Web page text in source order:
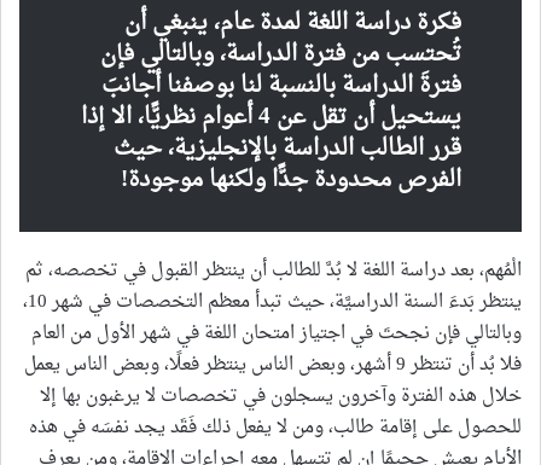
فكرة دراسة اللغة لمدة عام، ينبغي أن
تُحتسب من فترة الدراسة، وبالتالي فإن
فترةَ الدراسة بالنسبة لنا بوصفنا أجانبَ
يستحيل أن تقل عن 4 أعوام نظريًّا، الا إذا
قرر الطالب الدراسة بالإنجليزية، حيث
الفرص محدودة جدًّا ولكنها موجودة!
الْمُهم، بعد دراسة اللغة لا بُدَّ للطالب أن ينتظر القبول في تخصصه، ثم
ينتظر بَدءَ السنة الدراسيَّة، حيث تبدأ معظم التخصصات في شهر 10،
وبالتالي فإن نجحتَ في اجتياز امتحان اللغة في شهر الأول من العام
فلا بُد أن تنتظر 9 أشهر، وبعض الناس ينتظر فعلًا، وبعض الناس يعمل
خلال هذه الفترة وآخرون يسجلون في تخصصات لا يرغبون بها إلا
للحصول على إقامة طالب، ومن لا يفعل ذلك فَقَد يجد نفسَه في هذه